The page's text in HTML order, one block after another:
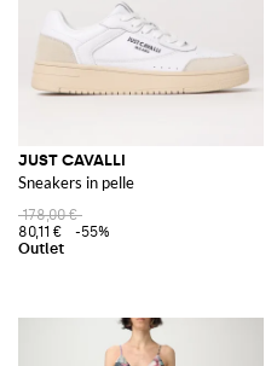
JUST CAVALLI
Sneakers in pelle
178,00 €
80,11 €
-55%